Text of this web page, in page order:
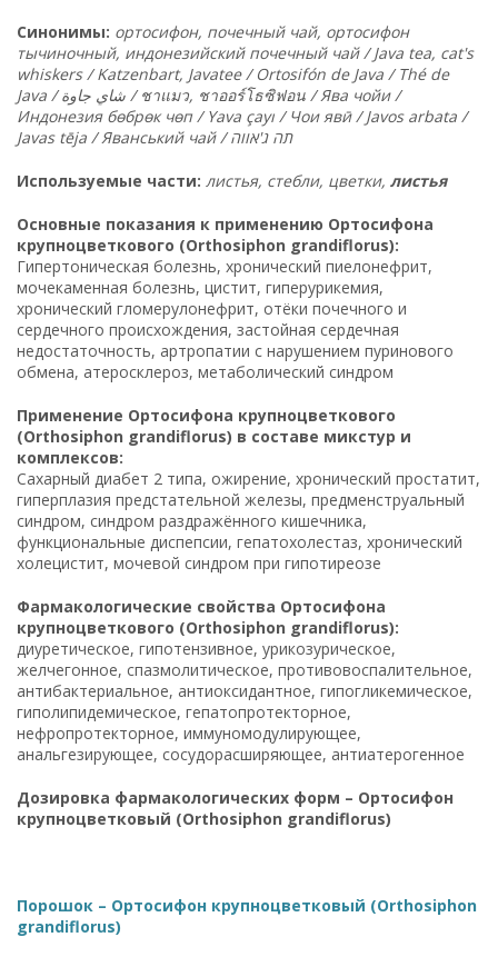
Синонимы: ортосифон, почечный чай, ортосифон
тычиночный, индонезийский почечный чай / Java tea, cat's
whiskers / Katzenbart, Javatee / Ortosifón de Java / Thé de
Java / شاي جاوة /ชาแมว, ชาออร์โธซิฟอน /Ява чойи /
Индонезия бөбрөк чөп / Yava çayı / Чои явӣ / Javos arbata /
Javas tēja / Яванський чай / תה ג'אווה
Используемые части: листья, стебли, цветки, листья
Основные показания к применению Ортосифона
крупноцветкового (Orthosiphon grandiflorus):
Гипертоническая болезнь, хронический пиелонефрит,
мочекаменная болезнь, цистит, гиперурикемия,
хронический гломерулонефрит, отёки почечного и
сердечного происхождения, застойная сердечная
недостаточность, артропатии с нарушением пуринового
обмена, атеросклероз, метаболический синдром
Применение Ортосифона крупноцветкового
(Orthosiphon grandiflorus) в составе микстур и
комплексов:
Сахарный диабет 2 типа, ожирение, хронический простатит,
гиперплазия предстательной железы, предменструальный
синдром, синдром раздражённого кишечника,
функциональные диспепсии, гепатохолестаз, хронический
холецистит, мочевой синдром при гипотиреозе
Фармакологические свойства Ортосифона
крупноцветкового (Orthosiphon grandiflorus):
диуретическое, гипотензивное, урикозурическое,
желчегонное, спазмолитическое, противовоспалительное,
антибактериальное, антиоксидантное, гипогликемическое,
гиполипидемическое, гепатопротекторное,
нефропротекторное, иммуномодулирующее,
анальгезирующее, сосудорасширяющее, антиатерогенное
Дозировка фармакологических форм – Ортосифон
крупноцветковый (Orthosiphon grandiflorus)
Порошок – Ортосифон крупноцветковый (Orthosiphon
grandiflorus)